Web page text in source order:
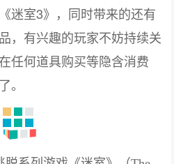
迷室3》，同时带来的还有
，有兴趣的玩家不妨持续关
任何道具购买等隐含消费
。